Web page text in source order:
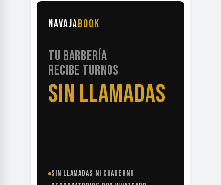
NAVAJABOOK
TU BARBERÍA
RECIBE TURNOS
SIN LLAMADAS
SIN LLAMADAS NI CUADERNO